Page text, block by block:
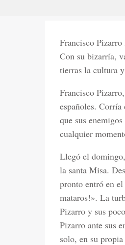
Francisco Pizarro
Con su bizarría,
tierras la cultura
Francisco
españoles.
que sus
cualquier
Llegó el
la santa Misa.
pronto entró en
mataros!». La
Pizarro y sus
Pizarro ante sus
solo, en su